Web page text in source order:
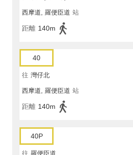
西摩道, 羅便臣道 站
距離 140m
40
往 灣仔北
西摩道, 羅便臣道 站
距離 140m
40P
往 羅便臣道